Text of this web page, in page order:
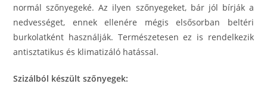
normál szőnyegeké. Az ilyen szőnyegeket, bár jól bírják a
nedvességet, ennek ellenére mégis elsősorban beltéri
burkolatként használják. Természetesen ez is rendelkezik
antisztatikus és klimatizáló hatással.
Szizálból készült szőnyegek: